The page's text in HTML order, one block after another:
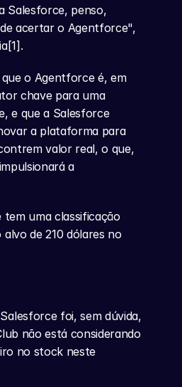
Salesforce, penso,
acertar o Agentforce",
o Agentforce é, em
chave para uma
e que a Salesforce
a plataforma para
valor real, o que,
a
uma classificação
de 210 dólares no
foi, sem dúvida,
não está considerando
no stock neste